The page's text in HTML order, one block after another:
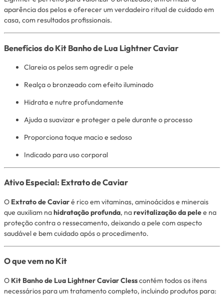
aparência dos pelos e oferecer um verdadeiro ritual de cuidado em
casa, com resultados profissionais.
Benefícios do Kit Banho de Lua Lightner Caviar
Clareia os pelos sem agredir a pele
Realça o bronzeado com efeito iluminado
Hidrata e nutre profundamente
Ajuda a suavizar e proteger a pele durante o processo
Proporciona toque macio e sedoso
Indicado para uso corporal
Ativo Especial: Extrato de Caviar
O Extrato de Caviaré rico em vitaminas, aminoácidos e minerais
que auxiliam nahidratação profunda, narevitalização da pelee na
proteção contra o ressecamento, deixando a pele com aspecto
saudável e bem cuidado após o procedimento.
O que vem no Kit
O Kit Banho de Lua Lightner Caviar Clesscontém todos os itens
necessários para um tratamento completo, incluindo produtos para: